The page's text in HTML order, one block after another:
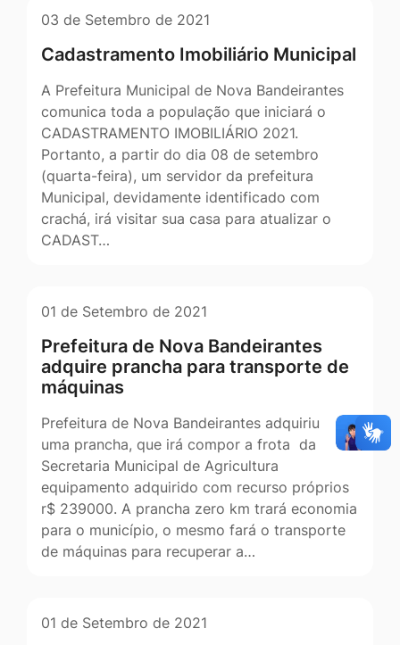
03 de Setembro de 2021
Cadastramento Imobiliário Municipal
A Prefeitura Municipal de Nova Bandeirantes
comunica toda a população que iniciará o
CADASTRAMENTO IMOBILIÁRIO 2021.
Portanto, a partir do dia 08 de setembro
(quarta-feira), um servidor da prefeitura
Municipal, devidamente identificado com
crachá, irá visitar sua casa para atualizar o
CADAST…
01 de Setembro de 2021
Prefeitura de Nova Bandeirantes
adquire prancha para transporte de
máquinas
Prefeitura de Nova Bandeirantes adquiriu
uma prancha, que irá compor a frota da
Secretaria Municipal de Agricultura
equipamento adquirido com recurso próprios
r$ 239000. A prancha zero km trará economia
para o município, o mesmo fará o transporte
de máquinas para recuperar a…
01 de Setembro de 2021